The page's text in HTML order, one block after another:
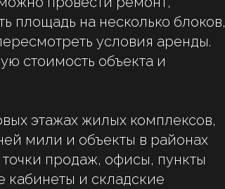
площадь на несколько блоков,
условия аренды.
стоимость объекта и
этажах жилых комплексов,
мили и объекты в районах
продаж, офисы, пункты
кабинеты и складские